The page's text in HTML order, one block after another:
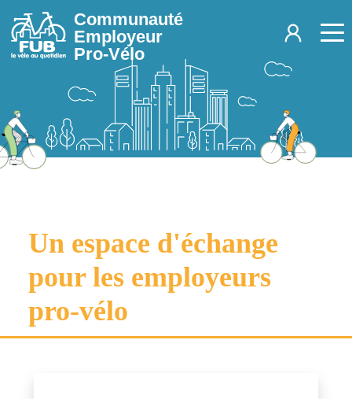
Aller au contenu principal
Communauté
Employeur
Pro-Vélo
Un espace d'échange
pour les employeurs
pro-vélo